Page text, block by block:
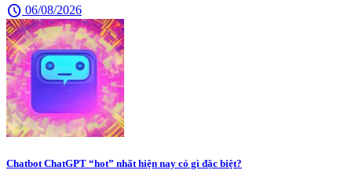
schedule 06/08/2026
Chatbot ChatGPT “hot” nhất hiện nay có gì đặc biệt?